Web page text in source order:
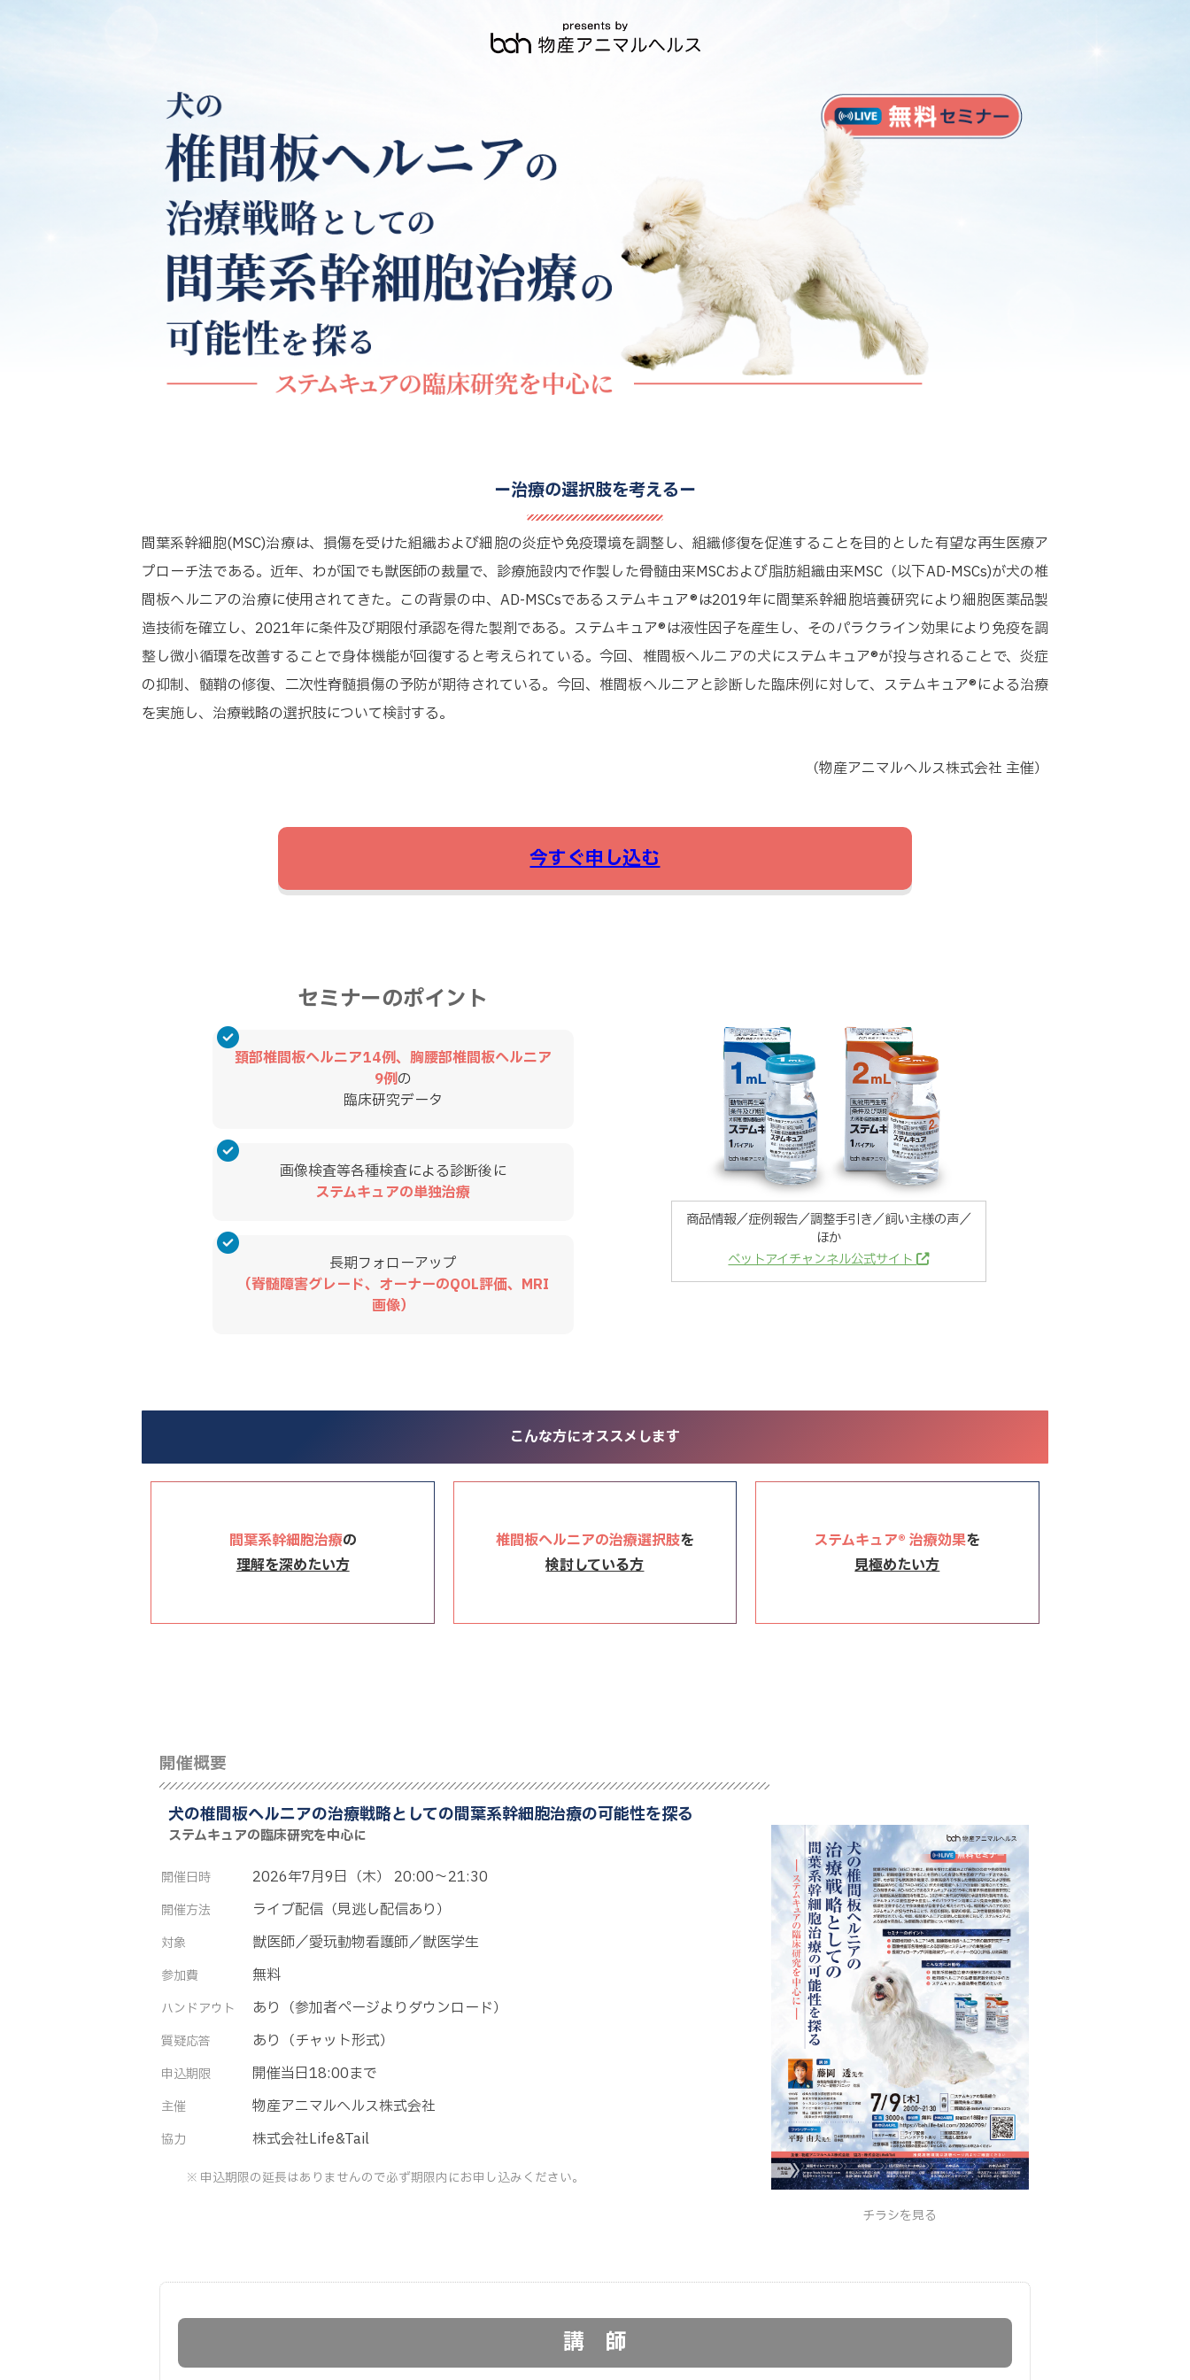
ー治療の選択肢を考えるー
間葉系幹細胞(MSC)治療は、損傷を受けた組織および細胞の炎症や免疫環境を調整し、組織修復を促進することを目的とした有望な再生医療ア
プローチ法である。近年、わが国でも獣医師の裁量で、診療施設内で作製した骨髄由来MSCおよび脂肪組織由来MSC（以下AD-MSCs)が犬の椎
間板ヘルニアの治療に使用されてきた。この背景の中、AD-MSCsであるステムキュア®は2019年に間葉系幹細胞培養研究により細胞医薬品製
造技術を確立し、2021年に条件及び期限付承認を得た製剤である。ステムキュア®は液性因子を産生し、そのパラクライン効果により免疫を調
整し微小循環を改善することで身体機能が回復すると考えられている。今回、椎間板ヘルニアの犬にステムキュア®が投与されることで、炎症
の抑制、髄鞘の修復、二次性脊髄損傷の予防が期待されている。今回、椎間板ヘルニアと診断した臨床例に対して、ステムキュア®による治療
を実施し、治療戦略の選択肢について検討する。
（物産アニマルヘルス株式会社 主催）
今すぐ申し込む
セミナーのポイント
頚部椎間板ヘルニア14例、胸腰部椎間板ヘルニア
9例の
臨床研究データ
画像検査等各種検査による診断後に
ステムキュアの単独治療
長期フォローアップ
（脊髄障害グレード、オーナーのQOL評価、MRI
画像）
商品情報／症例報告／調整手引き／飼い主様の声／
ほか
ベットアイチャンネル公式サイト
こんな方にオススメします
間葉系幹細胞治療の
理解を深めたい方
椎間板ヘルニアの治療選択肢を
検討している方
ステムキュア® 治療効果を
見極めたい方
開催概要
犬の椎間板ヘルニアの治療戦略としての間葉系幹細胞治療の可能性を探る
ステムキュアの臨床研究を中心に
開催日時 2026年7月9日（木） 20:00〜21:30
開催方法 ライブ配信（見逃し配信あり）
対象 獣医師／愛玩動物看護師／獣医学生
参加費 無料
ハンドアウト あり（参加者ページよりダウンロード）
質疑応答 あり（チャット形式）
申込期限 開催当日18:00まで
主催 物産アニマルヘルス株式会社
協力 株式会社Life&Tail
申込期限の延長はありませんので必ず期限内にお申し込みください。
チラシを見る
講 師